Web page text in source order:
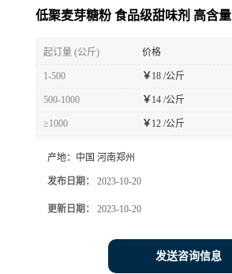
低聚麦芽糖粉 食品级甜味剂 高含量
起订量 (公斤) 价格
1-500 ￥ 18 /公斤
500-1000 ￥ 14 /公斤
≥1000 ￥ 12 /公斤
产地： 中国 河南郑州
发布日期： 2023-10-20
更新日期： 2023-10-20
发送咨询信息